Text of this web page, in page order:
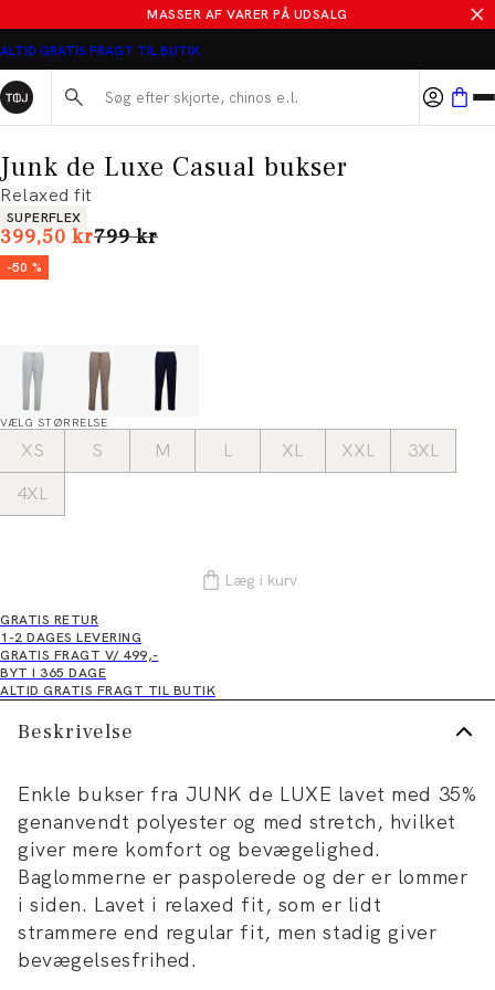
MASSER AF VARER PÅ UDSALG
ALTID GRATIS FRAGT TIL BUTIK
Søg her...
Junk de Luxe Casual bukser
Relaxed fit
Produkt egenskaber
SUPERFLEX
399,50 krI alt (uden rabat)
799 kr
-50 %
VÆLG STØRRELSE
XS S M L XL XXL
3XL
4XL
Læg i kurv
GRATIS RETUR
1-2 DAGES LEVERING
GRATIS FRAGT V/ 499,-
BYT I 365 DAGE
ALTID GRATIS FRAGT TIL BUTIK
Beskrivelse
Enkle bukser fra JUNK de LUXE lavet med 35%
genanvendt polyester og med stretch, hvilket
giver mere komfort og bevægelighed.
Baglommerne er paspolerede og der er lommer
i siden. Lavet i relaxed fit, som er lidt
strammere end regular fit, men stadig giver
bevægelsesfrihed.